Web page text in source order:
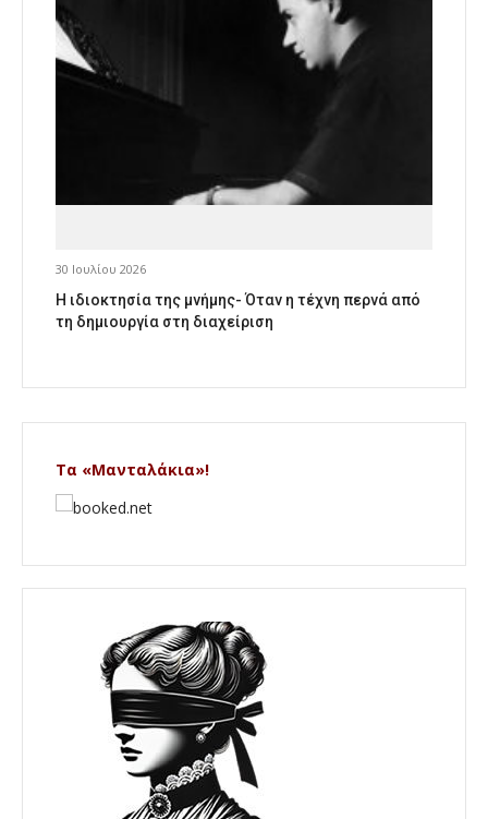
30 Ιουλίου 2026
Η ιδιοκτησία της μνήμης- Όταν η τέχνη περνά από
τη δημιουργία στη διαχείριση
Τα «Μανταλάκια»!